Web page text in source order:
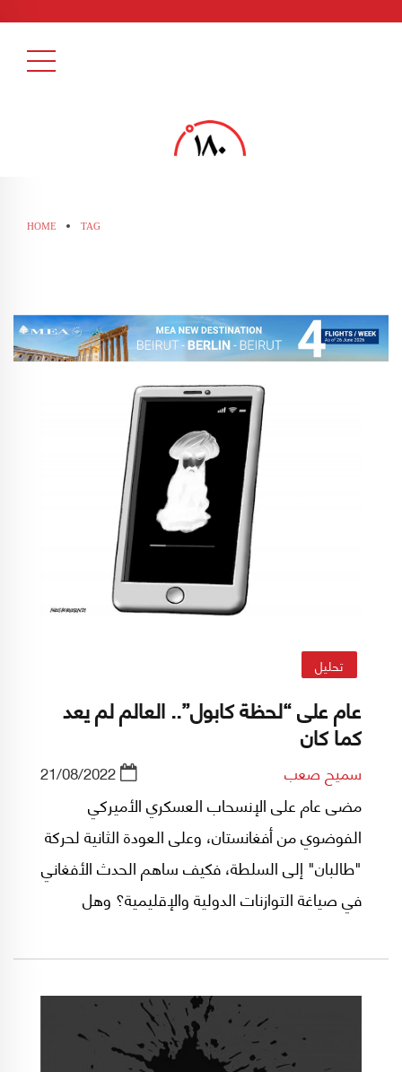
HOME TAG
تحليل
عام على “لحظة كابول”.. العالم لم يعد
كما كان
سميح صعب 21/08/2022
مضى عام على الإنسحاب العسكري الأميركي
الفوضوي من أفغانستان، وعلى العودة الثانية لحركة
"طالبان" إلى السلطة، فكيف ساهم الحدث الأفغاني
في صياغة التوازنات الدولية والإقليمية؟ وهل
سبتمبر 2001، لم تعد تشكل خطراً على الأمن
القومي الأميركي وهل قطعت الحركة الأفغانية
المتشددة التي تسعى إلى إعتراف العالم بنظامها،
علاقاتها مع التنظيمات الجهادية فعلاً؟